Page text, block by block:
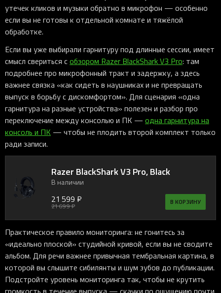
утечек кликов и музыки обратно в микрофон — особенно
если вы не готовы к отдельной комнате и тяжёлой
обработке.
Если вы уже выбирали гарнитуру под длинные сессии, имеет
смысл свериться собзором Razer BlackShark V3 Pro: там
подробнее про микрофонный тракт и задержку, а здесь
важнее связка «как сидеть в наушниках и не превращать
выпуск в борьбу с дискомфортом». Для сценария «одна
гарнитура на разные устройства» полезен и разбор про
переключение между консолью и ПК — одна гарнитура на
консоль и ПК — чтобы не плодить второй комплект только
ради записи.
Razer BlackShark V3 Pro, Black
В наличии
21 599 ₽
21 699 ₽ В КОРЗИНУ
Практическое правило мониторинга: не гонитесь за
«идеально плоской» студийной кривой, если вы не сводите
альбом. Для речи важнее привычная тембральная картина, в
которой вы слышите сибилянты и шум зубов до публикации.
Подстройте уровень мониторинга так, чтобы не крутить